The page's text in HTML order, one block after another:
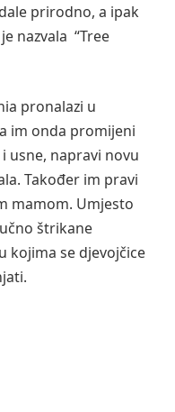
prirodno, a ipak
nazvala “Tree
pronalazi u
im onda promijeni
usne, napravi novu
Također im pravi
mamom. Umjesto
štrikane
kojima se djevojčice